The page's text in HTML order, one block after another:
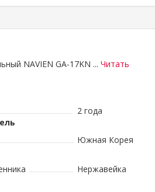
NAVIEN GA-17KN ... Читать
2 года
Южная Корея
Нержавейка